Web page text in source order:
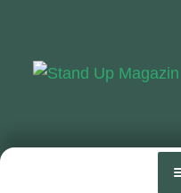
springen
springen